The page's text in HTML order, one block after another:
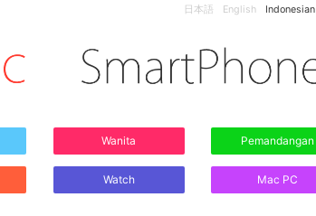
日本語 English Indonesian
Wanita Pemandangan
Watch Mac PC